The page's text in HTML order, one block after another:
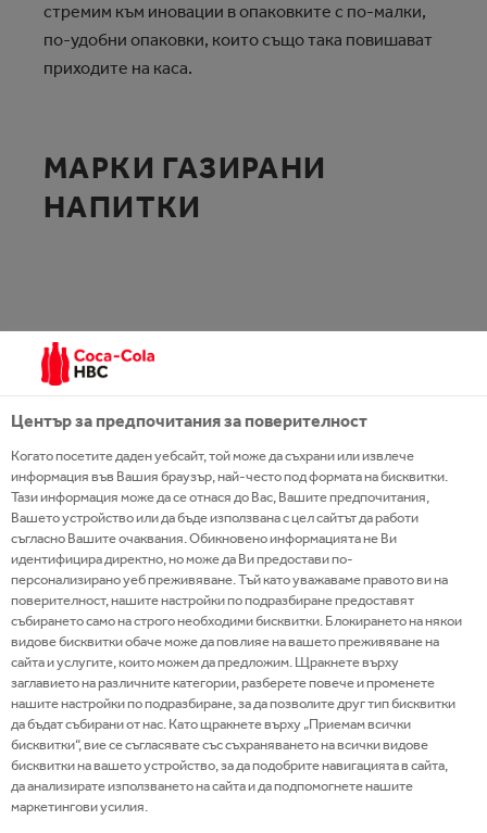
стремим към иновации в опаковките с по-малки,
по-удобни опаковки, които също така повишават
приходите на каса.
МАРКИ ГАЗИРАНИ
НАПИТКИ
COCA-COLA
Център за предпочитания за поверителност
Когато посетите даден уебсайт, той може да съхрани или извлече
информация във Вашия браузър, най-често под формата на бисквитки.
Тази информация може да се отнася до Вас, Вашите предпочитания,
Вашето устройство или да бъде използвана с цел сайтът да работи
съгласно Вашите очаквания. Обикновено информацията не Ви
идентифицира директно, но може да Ви предостави по-
персонализирано уеб преживяване. Тъй като уважаваме правото ви на
поверителност, нашите настройки по подразбиране предоставят
събирането само на строго необходими бисквитки. Блокирането на някои
видове бисквитки обаче може да повлияе на вашето преживяване на
сайта и услугите, които можем да предложим. Щракнете върху
заглавието на различните категории, разберете повече и променете
нашите настройки по подразбиране, за да позволите друг тип бисквитки
да бъдат събирани от нас. Като щракнете върху „Приемам всички
бисквитки“, вие се съгласявате със съхраняването на всички видове
бисквитки на вашето устройство, за да подобрите навигацията в сайта,
да анализирате използването на сайта и да подпомогнете нашите
маркетингови усилия.